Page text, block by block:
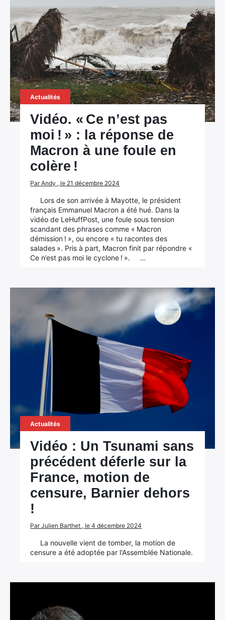
Actualités
Vidéo. « Ce n’est pas
moi ! » : la réponse de
Macron à une foule en
colère !
Par Andy , le 21 décembre 2024
Lors de son arrivée à Mayotte, le président
français Emmanuel Macron a été hué. Dans la
vidéo de LeHuffPost, une foule sous tension
scandant des phrases comme « Macron
démission ! », ou encore « tu racontes des
salades ». Pris à part, Macron finit par répondre «
Ce n’est pas moi le cyclone ! ». …
Actualités
Vidéo : Un Tsunami sans
précédent déferle sur la
France, motion de
censure, Barnier dehors
!
Par Julien Barthet , le 4 décembre 2024
La nouvelle vient de tomber, la motion de
censure a été adoptée par l'Assemblée Nationale.